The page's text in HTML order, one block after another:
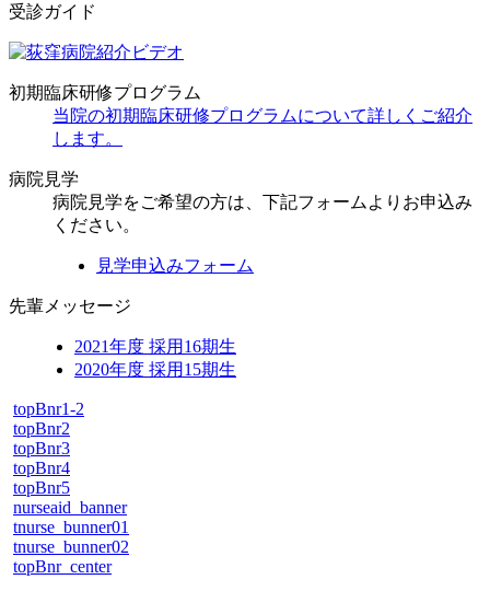
受診ガイド
初期臨床研修プログラム
当院の初期臨床研修プログラムについて詳しくご紹介
します。
病院見学
病院見学をご希望の方は、下記フォームよりお申込み
ください。
見学申込みフォーム
先輩メッセージ
2021年度 採用16期生
2020年度 採用15期生
topBnr1-2
topBnr2
topBnr3
topBnr4
topBnr5
nurseaid_banner
tnurse_bunner01
tnurse_bunner02
topBnr_center